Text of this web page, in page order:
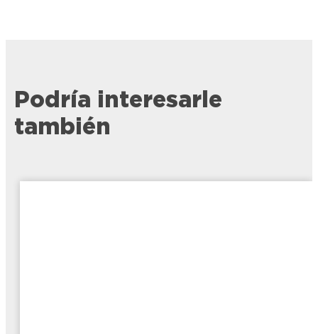
Podría interesarle
también